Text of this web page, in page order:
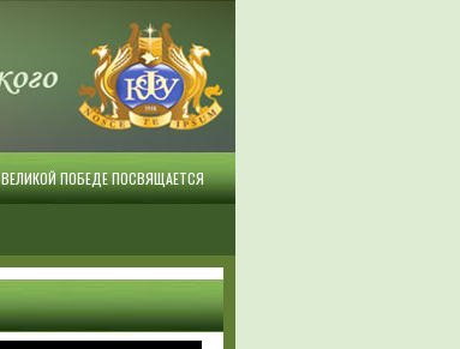
ВЕЛИКОЙ ПОБЕДЕ ПОСВЯЩАЕТСЯ